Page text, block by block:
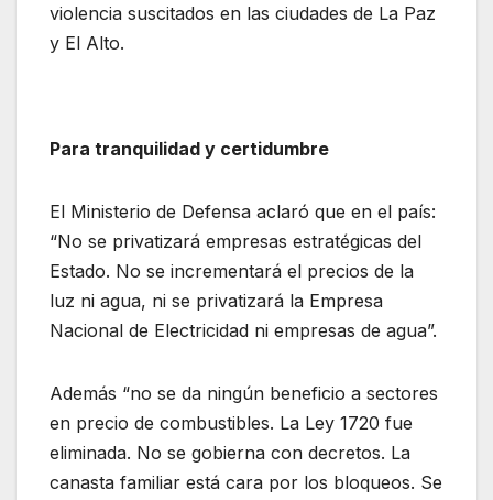
violencia suscitados en las ciudades de La Paz
y El Alto.
Para tranquilidad y certidumbre
El Ministerio de Defensa aclaró que en el país:
“No se privatizará empresas estratégicas del
Estado. No se incrementará el precios de la
luz ni agua, ni se privatizará la Empresa
Nacional de Electricidad ni empresas de agua”.
Además “no se da ningún beneficio a sectores
en precio de combustibles. La Ley 1720 fue
eliminada. No se gobierna con decretos. La
canasta familiar está cara por los bloqueos. Se